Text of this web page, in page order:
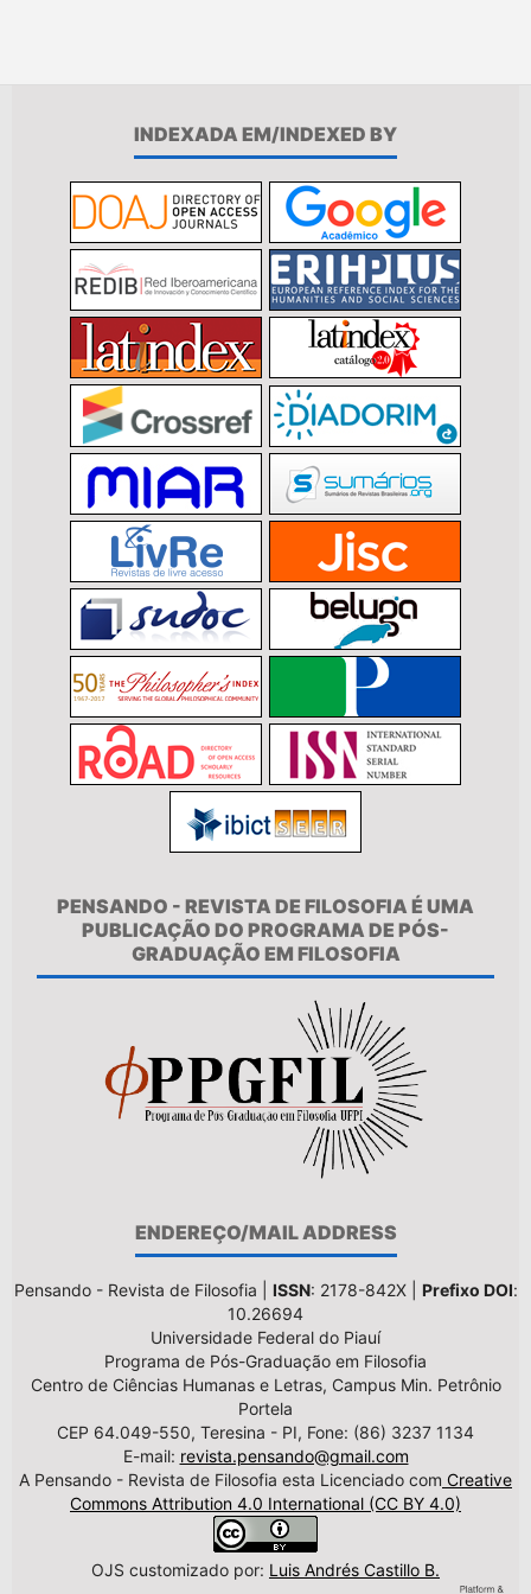
INDEXADA EM/INDEXED BY
PENSANDO - REVISTA DE FILOSOFIA É UMA
PUBLICAÇÃO DO PROGRAMA DE PÓS-
GRADUAÇÃO EM FILOSOFIA
ENDEREÇO/MAIL ADDRESS
Pensando - Revista de Filosofia | ISSN: 2178-842X | Prefixo DOI:
10.26694
Universidade Federal do Piauí
Programa de Pós-Graduação em Filosofia
Centro de Ciências Humanas e Letras, Campus Min. Petrônio
Portela
CEP 64.049-550, Teresina - PI, Fone: (86) 3237 1134
E-mail: revista.pensando@gmail.com
A Pensando - Revista de Filosofia esta Licenciado com Creative
Commons Attribution 4.0 International (CC BY 4.0)
OJS customizado por: Luis Andrés Castillo B.